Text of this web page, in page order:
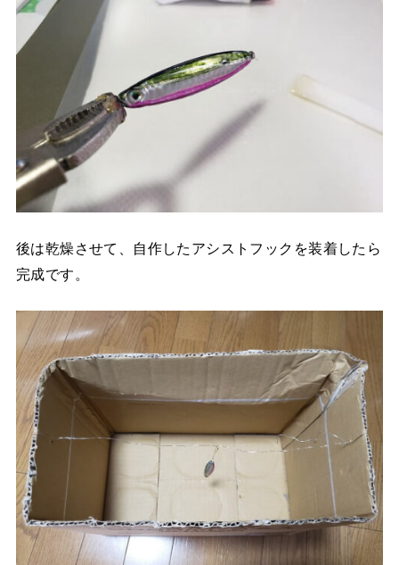
後は乾燥させて、自作したアシストフックを装着したら
完成です。